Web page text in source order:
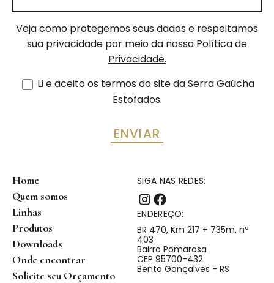
Veja como protegemos seus dados e respeitamos
sua privacidade por meio da nossa Política de
Privacidade.
Li e aceito os termos do site da Serra Gaúcha
Estofados.
Home
Quem somos
Linhas
Produtos
Downloads
Onde encontrar
Solicite seu Orçamento
SIGA NAS REDES:
ENDEREÇO:
BR 470, Km 217 + 735m, nº
403
Bairro Pomarosa
CEP 95700-432
Bento Gonçalves - RS